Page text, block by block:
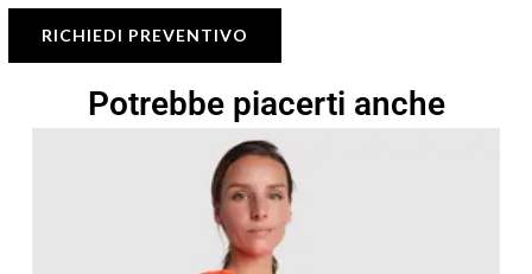
RICHIEDI PREVENTIVO
Potrebbe piacerti anche